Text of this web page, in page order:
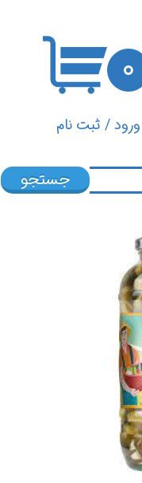
ورود/ ثبت نام
۰
جستجو